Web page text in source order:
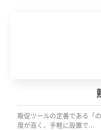
販促ツールの定番である「
度が高く、手軽に設置で...